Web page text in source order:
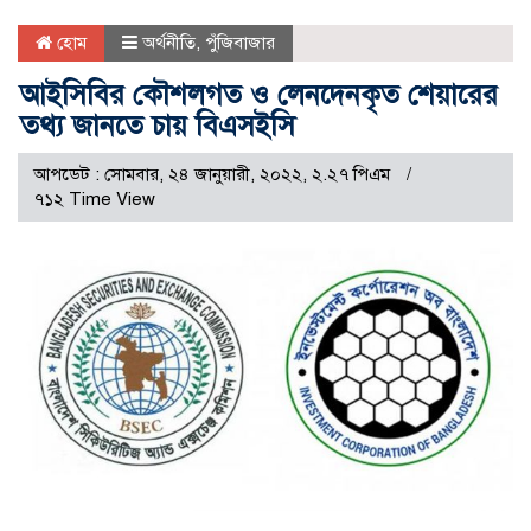
হোম অর্থনীতি পুঁজিবাজার
আইসিবির কৌশলগত ও লেনদেনকৃত শেয়ারের
তথ্য জানতে চায় বিএসইসি
আপডেট : সোমবার, ২৪ জানুয়ারী, ২০২২, ২.২৭ পিএম
৭১২ Time View